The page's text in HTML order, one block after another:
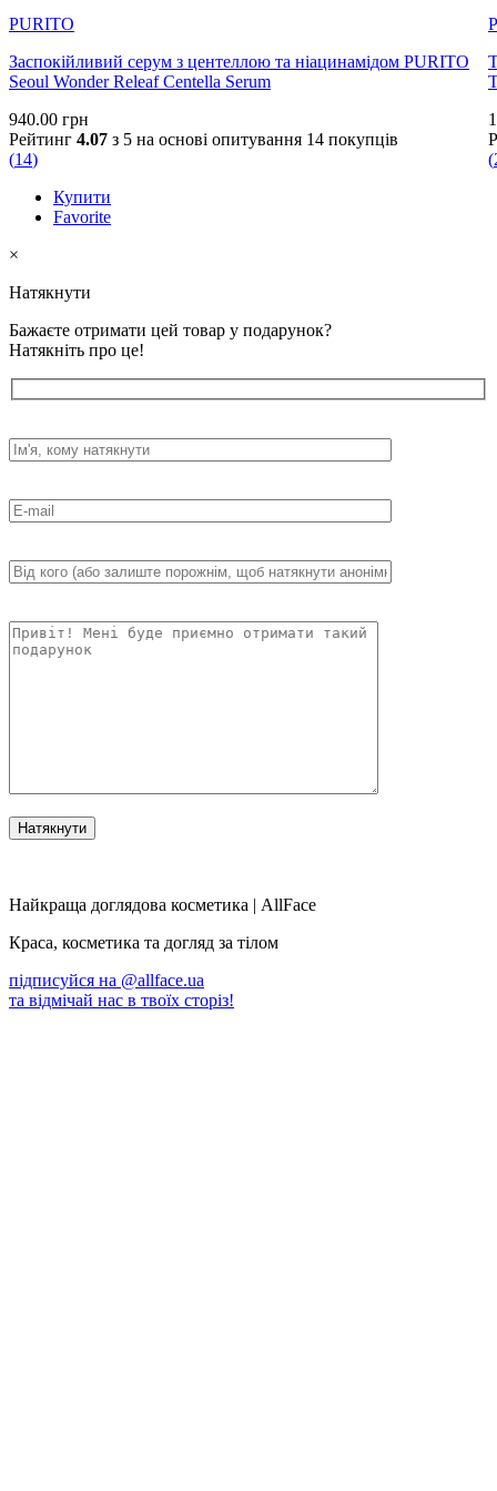
PURITO
Заспокійливий серум з центеллою та ніацинамідом PURITO
Seoul Wonder Releaf Centella Serum
940.00 грн
Рейтинг 4.07 з 5 на основі опитування 14 покупців
(14)
Купити
Favorite
(
×
Натякнути
Бажаєте отримати цей товар у подарунок?
Натякніть про це!
Найкраща доглядова косметика | AllFace
Краса, косметика та догляд за тілом
підписуйся на @allface.ua
та відмічай нас в твоїх сторіз!